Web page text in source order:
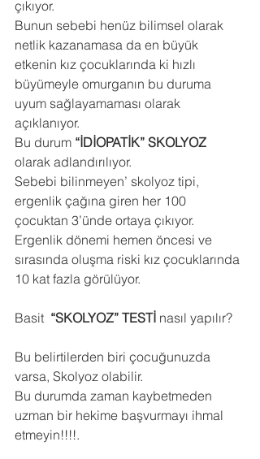
çıkıyor.
Bunun sebebi henüz bilimsel olarak
netlik kazanamasa da en büyük
etkenin kız çocuklarında ki hızlı
büyümeyle omurganın bu duruma
uyum sağlayamaması olarak
açıklanıyor.
Bu durum “İDİOPATİK” SKOLYOZ
olarak adlandırılıyor.
Sebebi bilinmeyen’ skolyoz tipi,
ergenlik çağına giren her 100
çocuktan 3’ünde ortaya çıkıyor.
Ergenlik dönemi hemen öncesi ve
sırasında oluşma riski kız çocuklarında
10 kat fazla görülüyor.
Basit “SKOLYOZ” TESTİ nasıl yapılır?
Bu belirtilerden biri çocuğunuzda
varsa, Skolyoz olabilir.
Bu durumda zaman kaybetmeden
uzman bir hekime başvurmayı ihmal
etmeyin!!!!.